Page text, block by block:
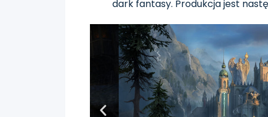
dark fantasy. Produkcjajest